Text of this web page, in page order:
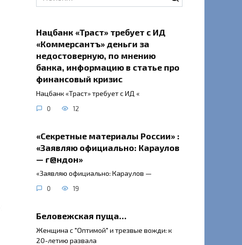
for:
Нацбанк «Траст» требует с ИД
«Коммерсантъ» деньги за
недостоверную, по мнению
банка, информацию в статье про
финансовый кризис
Нацбанк «Траст» требует с ИД «
0 12
«Секретные материалы России» :
«Заявляю официально: Караулов
— г@ндон»
«Заявляю официально: Караулов —
0 19
Беловежская пуща…
Женщина с "Оптимой" и трезвые вожди: к
20-летию развала